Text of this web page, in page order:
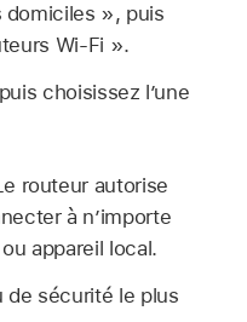
domiciles », puis
Wi-Fi ».
choisissez l’une
routeur autorise
à n’importe
appareil local.
de sécurité le plus